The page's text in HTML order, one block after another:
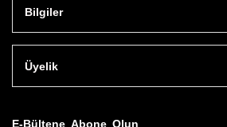
Bilgiler
Üyelik
E-Bültene Abone Olun